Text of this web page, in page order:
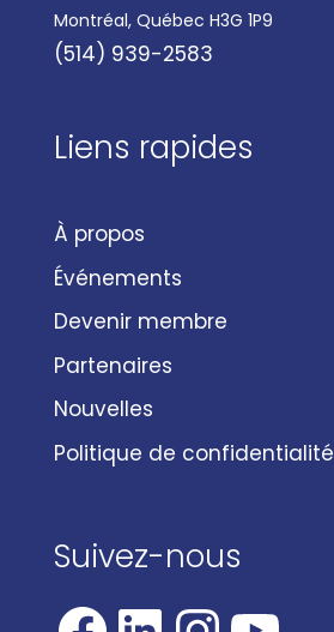
Montréal, Québec H3G 1P9
(514) 939-2583
Liens rapides
À propos
Événements
Devenir membre
Partenaires
Nouvelles
Politique de confidentialité
Suivez-nous